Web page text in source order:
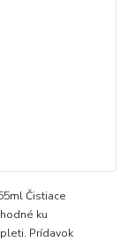
Čistiace
ku
Prídavok